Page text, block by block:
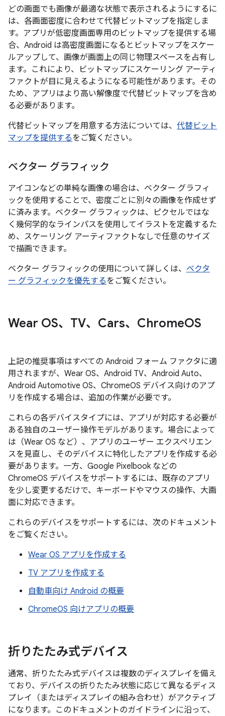
どの画面でも画像が最適な状態で表示されるようにするに
は、各画面密度に合わせて代替ビットマップを指定しま
す。アプリが低密度画面専用のビットマップを提供する場
合、Android は高密度画面になるとビットマップをスケー
ルアップして、画像が画面上の同じ物理スペースを占有し
ます。これにより、ビットマップにスケーリング アーティ
ファクトが目に見えるようになる可能性があります。その
ため、アプリはより高い解像度で代替ビットマップを含め
る必要があります。
代替ビットマップを用意する方法については、 代替ビット
マップを提供するをご覧ください。
ベクター グラフィック
アイコンなどの単純な画像の場合は、ベクター グラフィ
ックを使用することで、密度ごとに別々の画像を作成せず
に済みます。ベクター グラフィックは、ピクセルではな
く幾何学的なラインパスを使用してイラストを定義するた
め、スケーリング アーティファクトなしで任意のサイズ
で描画できます。
ベクター グラフィックの使用について詳しくは、 ベクタ
ー グラフィックを優先するをご覧ください。
Wear OS、TV、Cars、ChromeOS
上記の推奨事項はすべての Android フォーム ファクタに適
用されますが、Wear OS、Android TV、Android Auto、
Android Automotive OS、ChromeOS デバイス向けのアプ
リを作成する場合は、追加の作業が必要です。
これらの各デバイスタイプには、アプリが対応する必要が
ある独自のユーザー操作モデルがあります。場合によって
は（Wear OS など）、アプリのユーザー エクスペリエン
スを見直し、そのデバイスに特化したアプリを作成する必
要があります。一方、Google Pixelbook などの
ChromeOS デバイスをサポートするには、既存のアプリ
を少し変更するだけで、キーボードやマウスの操作、大画
面に対応できます。
これらのデバイスをサポートするには、次のドキュメント
をご覧ください。
Wear OS アプリを作成する
TV アプリを作成する
自動車向け Android の概要
ChromeOS 向けアプリの概要
折りたたみ式デバイス
通常、折りたたみ式デバイスは複数のディスプレイを備え
ており、デバイスの折りたたみ状態に応じて異なるディス
プレイ（またはディスプレイの組み合わせ）がアクティブ
になります。このドキュメントのガイドラインに沿って、